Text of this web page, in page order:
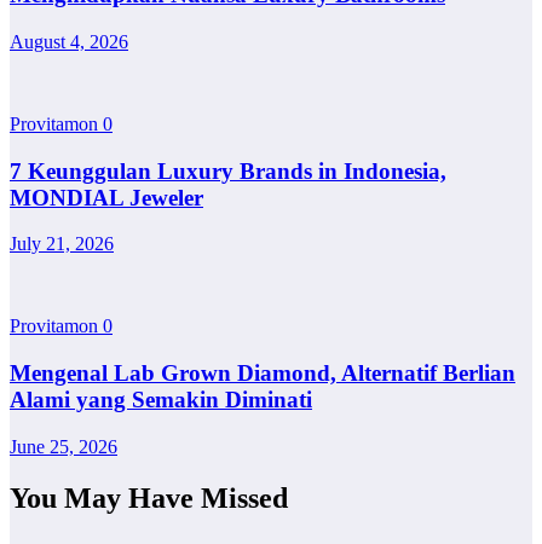
August 4, 2026
Provitamon 0
7 Keunggulan Luxury Brands in Indonesia,
MONDIAL Jeweler
July 21, 2026
Provitamon 0
Mengenal Lab Grown Diamond, Alternatif Berlian
Alami yang Semakin Diminati
June 25, 2026
You May Have Missed